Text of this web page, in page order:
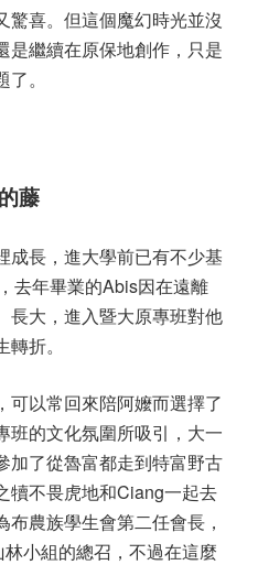
驚喜。但這個魔幻時光並沒
是繼續在原保地創作，只是
。
藤
成長，進大學前已有不少基
，去年畢業的Abis因在遠離
長大，進入暨大原專班對他
折。
可以常回來陪阿嬤而選擇了
班的文化氛圍所吸引，大一
加了從魯富都走到特富野古
犢不畏虎地和Ciang一起去
布農族學生會第二任會長，
小組的總召，不過在這麼